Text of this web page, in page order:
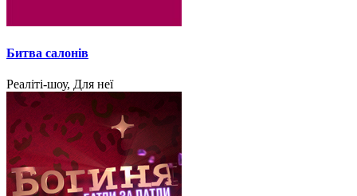
Битва салонів
Реаліті-шоу, Для неї